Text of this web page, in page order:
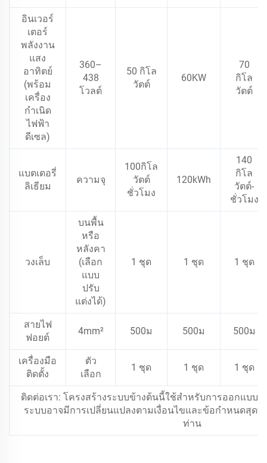
อินเวอร์
เตอร์
พลังงาน
แสง
อาทิตย์
(พร้อม
เครื่อง
กำเนิด
ไฟฟ้า
ดีเซล)
360–
438
โวลต์
50 กิโล
วัตต์
60KW
70
กิโล
วัตต์
แบตเตอรี่
ลิเธียม
ความจุ
100กิโล
วัตต์
ชั่วโมง
120kWh
140
กิโล
วัตต์-
ชั่วโมง
วงเล็บ
บนพื้น
หรือ
หลังคา
(เลือก
แบบ
ปรับ
แต่งได้)
1 ชุด 1 ชุด 1 ชุด
สายไฟ
ฟอยต์
4mm² 500ม 500ม 500ม
เครื่องมือ
ติดตั้ง
ตัว
เลือก
1 ชุด 1 ชุด 1 ชุด
ติดต่อเรา: โครงสร้างระบบข้างต้นนี้ใช้สำหรับการออกแบบเ
ระบบอาจมีการเปลี่ยนแปลงตามเงื่อนไขและข้อกำหนดสุด
ท่าน